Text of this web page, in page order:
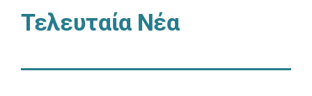
Τελευταία Νέα